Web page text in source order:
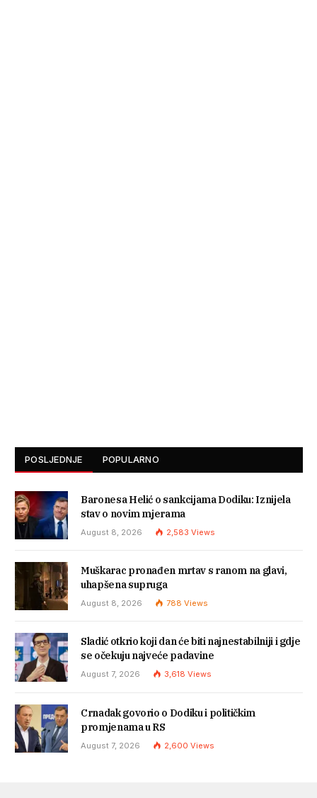
POSLJEDNJE POPULARNO
Baronesa Helić o sankcijama Dodiku: Iznijela
stav o novim mjerama
August 8, 2026 2,583 Views
Muškarac pronađen mrtav s ranom na glavi,
uhapšena supruga
August 8, 2026 788 Views
Sladić otkrio koji dan će biti najnestabilniji i gdje
se očekuju najveće padavine
August 7, 2026 3,618 Views
Crnadak govorio o Dodiku i političkim
promjenama u RS
August 7, 2026 2,600 Views